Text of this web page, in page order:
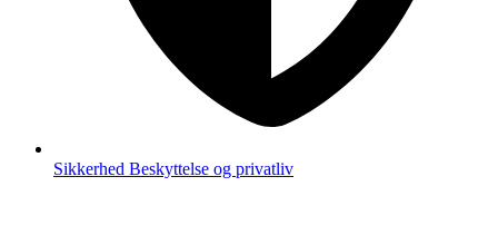
Sikkerhed Beskyttelse og privatliv